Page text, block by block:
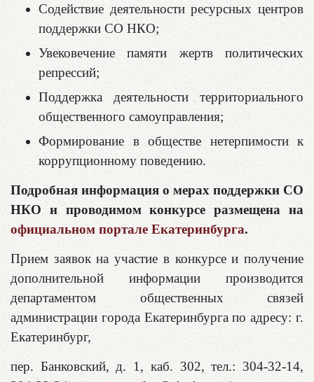
Содействие деятельности ресурсных центров
поддержки СО НКО;
Увековечение памяти жертв политических
репрессий;
Поддержка деятельности территориального
общественного самоуправления;
Формирование в обществе нетерпимости к
коррупционному поведению.
Подробная информация о мерах поддержки СО
НКО и проводимом конкурсе размещена на
официальном портале Екатеринбурга.
Прием заявок на участие в конкурсе и получение
дополнительной информации производится
департаментом общественных связей
администрации города Екатеринбурга по адресу: г.
Екатеринбург,
пер. Банковский, д. 1, каб. 302, тел.: 304-32-14,